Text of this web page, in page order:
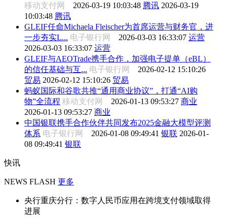
移动支付网 2026-03-19 10:03:48 腾讯 2026-03-19
10:03:48 腾讯
GLEIF任命Michaela Fleischer为首席运营与财务官，进
一步夯实L... 电子银行网 2026-03-03 16:33:07 运营
2026-03-03 16:33:07 运营
GLEIF与AEOTrade携手合作，加强电子提单（eBL）
的信任基础与互... 电子银行网 2026-02-12 15:10:26
贸易 2026-02-12 15:10:26 贸易
蚂蚁国际和谷歌共推“通用商业协议”，打通“AI购
物”全流程 移动支付网 2026-01-13 09:53:27 商业
2026-01-13 09:53:27 商业
中国银联携手合作伙伴共同发布2025金融大模型评测
体系 电子银行网 2026-01-08 09:49:41 银联 2026-01-
08 09:49:41 银联
快讯
NEWS FLASH 更多
央行重庆分行：数字人民币应用在跨境支付领域取得
进展